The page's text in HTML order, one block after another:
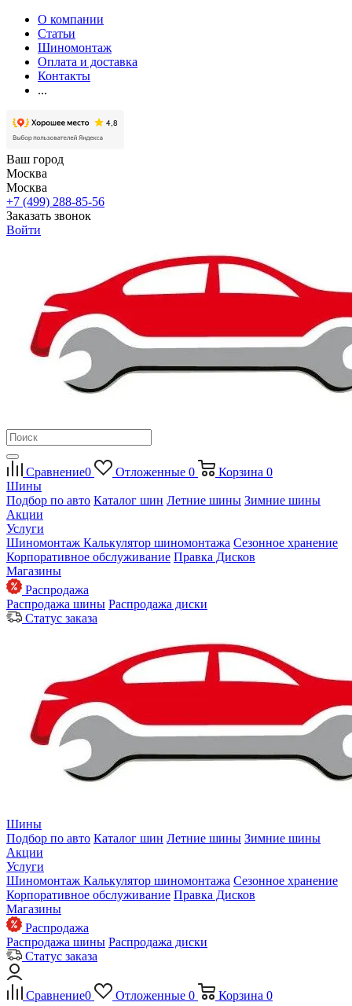
О компании
Статьи
Шиномонтаж
Оплата и доставка
Контакты
...
Ваш город
Москва
Москва
+7 (499) 288-85-56
Заказать звонок
Войти
Сравнение0 Отложенные 0 Корзина 0
Шины
Подбор по авто Каталог шин Летние шины Зимние шины
Акции
Услуги
Шиномонтаж Калькулятор шиномонтажа Сезонное хранение
Корпоративное обслуживание Правка Дисков
Магазины
Распродажа
Распродажа шины Распродажа диски
Статус заказа
Шины
Подбор по авто Каталог шин Летние шины Зимние шины
Акции
Услуги
Шиномонтаж Калькулятор шиномонтажа Сезонное хранение
Корпоративное обслуживание Правка Дисков
Магазины
Распродажа
Распродажа шины Распродажа диски
Статус заказа
Сравнение0 Отложенные 0 Корзина 0